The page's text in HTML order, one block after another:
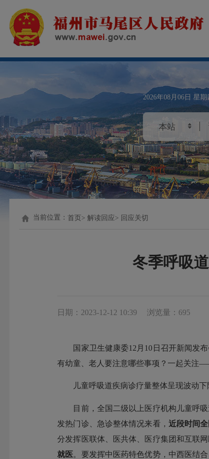
2026年08月06日 星期
当前位置：首页 解读回应 回应关切
冬季呼吸
日期：2023-12-12 10:39 浏览量：695
国家卫生健康委12月10日召开新闻发布
有幼童、老人要注意哪些事项？一起关注
儿童呼吸道疾病诊疗量整体呈现波动下
目前，全国二级以上医疗机构儿童呼吸
发热门诊、急诊整体情况来看， 近段时间
分发挥医联体、医共体、医疗集团和互联
就医。要发挥中医药特色优势，中西医结